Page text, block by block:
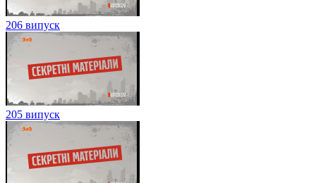
206 випуск
205 випуск